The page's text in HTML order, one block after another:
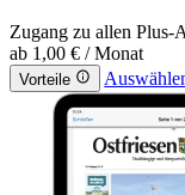
Zugang zu allen
ab 1,00 € / Monat
Vorteile